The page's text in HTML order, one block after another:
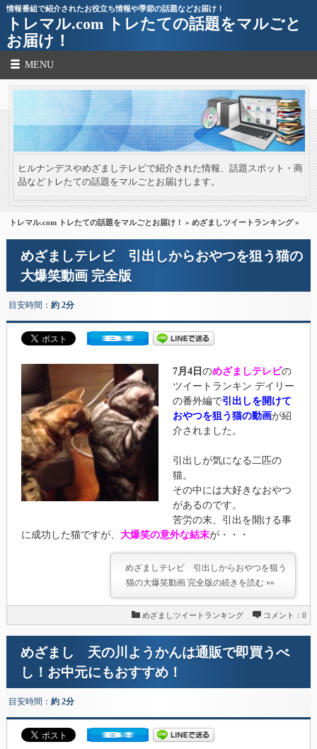
情報番組で紹介されたお役立ち情報や季節の話題などお届け！
トレマル.com トレたての話題をマルごと
お届け！
MENU
ヒルナンデスやめざましテレビで紹介された情報、話題スポット・商
品などトレたての話題をマルごとお届けします。
トレマル.com トレたての話題をマルごとお届け！ »めざましツイートランキング»
めざましテレビ 引出しからおやつを狙う猫の
大爆笑動画 完全版
目安時間： 約 2分
7月4日 のめざましテレビの
ツイートランキン デイリー
の番外編で引出しを開けて
おやつを狙う猫の動画が紹
介されました。
引出しが気になる二匹の
猫。
その中には大好きなおやつ
があるのです。
苦労の末、引出を開ける事
に成功した猫ですが、 大爆笑の意外な結末が・・・
めざましテレビ 引出しからおやつを狙う
猫の大爆笑動画 完全版の続きを読む »»
めざましツイートランキング コメント：0
めざまし 天の川ようかんは通販で即買うべ
し！お中元にもおすすめ！
目安時間： 約 2分